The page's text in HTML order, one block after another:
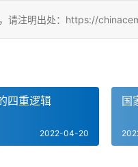
请注明出处：https://
四重逻辑
2022-04-20
国